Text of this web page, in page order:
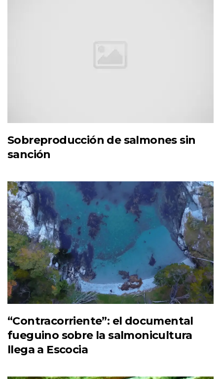
Sobreproducción de salmones sin
sanción
“Contracorriente”: el documental
fueguino sobre la salmonicultura
llega a Escocia